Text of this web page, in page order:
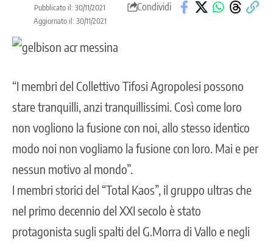
Pubblicato il: 30/11/2021
Aggiornato il: 30/11/2021
Condividi
“I membri del Collettivo Tifosi Agropolesi possono
stare tranquilli, anzi tranquillissimi. Così come loro
non vogliono la fusione con noi, allo stesso identico
modo noi non vogliamo la fusione con loro. Mai e per
nessun motivo al mondo”.
I membri storici del “Total Kaos”, il gruppo ultras che
nel primo decennio del XXI secolo è stato
protagonista sugli spalti del G.Morra di Vallo e negli